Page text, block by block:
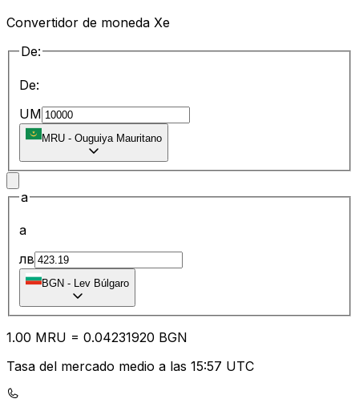
Convertidor de moneda Xe
De:
De:
UM
MRU - Ouguiya Mauritano
a
a
лв
BGN - Lev Búlgaro
1.00 MRU = 0.04231920 BGN
Tasa del mercado medio a las 15:57 UTC